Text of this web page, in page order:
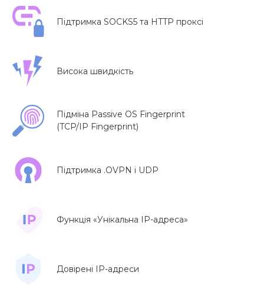
Підтримка SOCKS5 та HTTP проксі
Висока швидкість
Підміна Passive OS Fingerprint
(TCP/IP Fingerprint)
Підтримка .OVPN і UDP
Функція «Унікальна IP-адреса»
Довірені IP-адреси